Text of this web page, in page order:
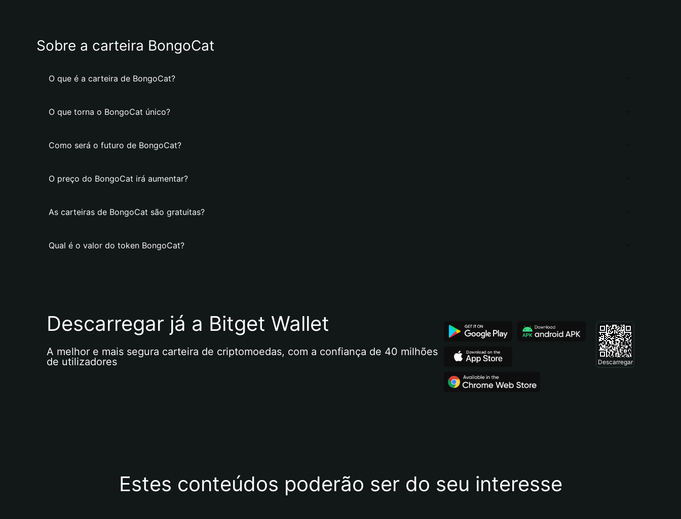
Sobre a carteira BongoCat
O que é a carteira de BongoCat?
O que torna o BongoCat único?
Como será o futuro de BongoCat?
O preço do BongoCat irá aumentar?
As carteiras de BongoCat são gratuitas?
Qual é o valor do token BongoCat?
Descarregar já a Bitget Wallet
A melhor e mais segura carteira de criptomoedas, com a confiança de 40 milhões
de utilizadores
Descarregar
Estes conteúdos poderão ser do seu interesse